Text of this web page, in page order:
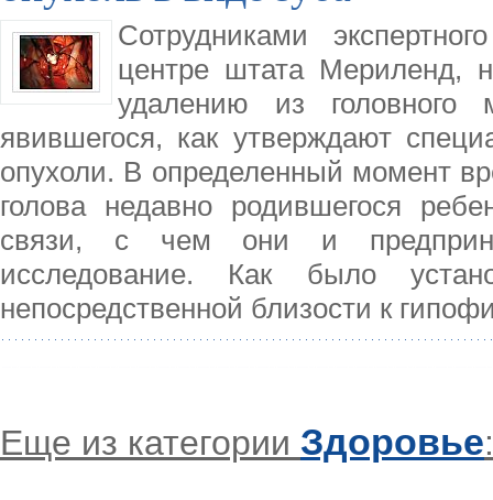
Сотрудниками
центре штата Мериленд,
удалению из
явившегося, как утверждают
опухоли. В определенный момент
голова недавно родившегося
связи, с чем они и
исследование. Как было
непосредственной близости к
Еще из категории Здоровье: